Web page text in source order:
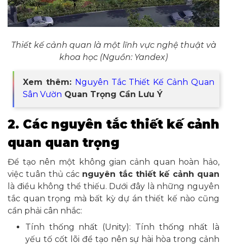
Thiết kế cảnh quan là một lĩnh vực nghệ thuật và
khoa học (Nguồn: Yandex)
Xem thêm: Nguyên Tắc Thiết Kế Cảnh Quan
Sân Vườn Quan Trọng Cần Lưu Ý
2. Các nguyên tắc thiết kế cảnh
quan quan trọng
Để tạo nên một không gian cảnh quan hoàn hảo,
việc tuân thủ các nguyên tắc thiết kế cảnh quan
là điều không thể thiếu. Dưới đây là những nguyên
tắc quan trọng mà bất kỳ dự án thiết kế nào cũng
cần phải cân nhắc:
Tính thống nhất (Unity): Tính thống nhất là
yếu tố cốt lõi để tạo nên sự hài hòa trong cảnh